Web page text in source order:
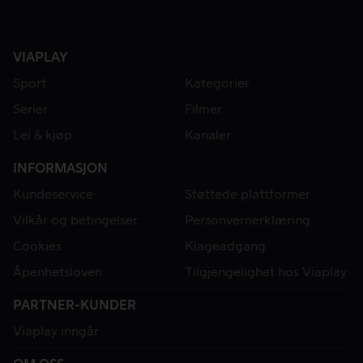
VIAPLAY
Sport
Kategorier
Serier
Filmer
Lei & kjøp
Kanaler
INFORMASJON
Kundeservice
Støttede plattformer
Vilkår og betingelser
Personvernerklæring
Cookies
Klageadgang
Åpenhetsloven
Tilgjengelighet hos Viaplay
PARTNER-KUNDER
Viaplay inngår